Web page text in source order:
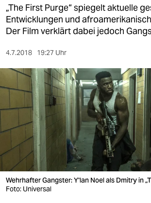
öko
sport
berlin
nord
wahrheit
verlag
verlag
„The First Purge“ spiegelt aktuelle
Entwicklungen und
Der Film verklärt dabei jedoch
4.7.2018 19:27 Uhr
Wehrhafter Gangster: Y'lan Noel als Dmitry in
Foto: Universal